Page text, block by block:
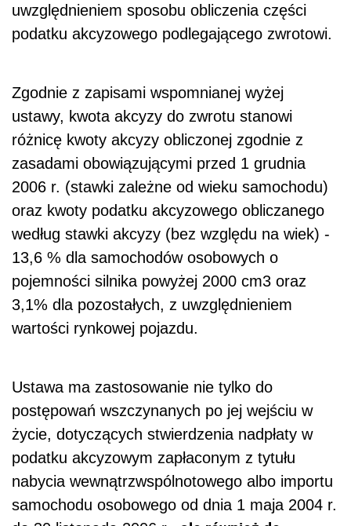
uwzględnieniem sposobu obliczenia części
podatku akcyzowego podlegającego zwrotowi.
Zgodnie z zapisami wspomnianej wyżej
ustawy, kwota akcyzy do zwrotu stanowi
różnicę kwoty akcyzy obliczonej zgodnie z
zasadami obowiązującymi przed 1 grudnia
2006 r. (stawki zależne od wieku samochodu)
oraz kwoty podatku akcyzowego obliczanego
według stawki akcyzy (bez względu na wiek) -
13,6 % dla samochodów osobowych o
pojemności silnika powyżej 2000 cm3 oraz
3,1% dla pozostałych, z uwzględnieniem
wartości rynkowej pojazdu.
Ustawa ma zastosowanie nie tylko do
postępowań wszczynanych po jej wejściu w
życie, dotyczących stwierdzenia nadpłaty w
podatku akcyzowym zapłaconym z tytułu
nabycia wewnątrzwspólnotowego albo importu
samochodu osobowego od dnia 1 maja 2004 r.